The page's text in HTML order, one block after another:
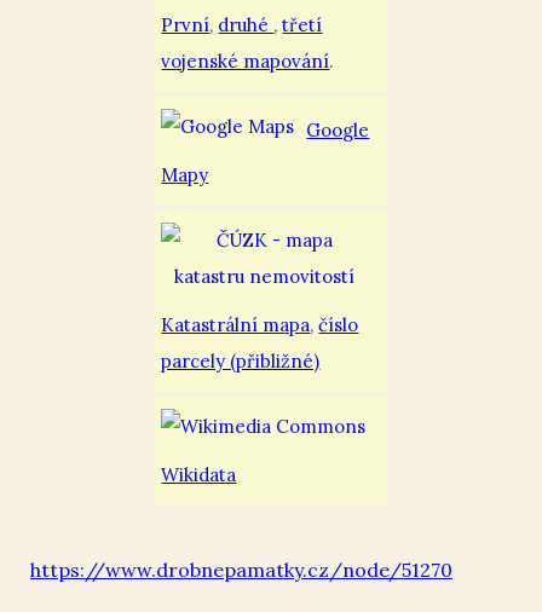
První, druhé ,třetí
vojenské mapování.
Google
Mapy
Katastrální mapa,číslo
parcely (přibližné)
Wikidata
https://www.drobnepamatky.cz/node/51270